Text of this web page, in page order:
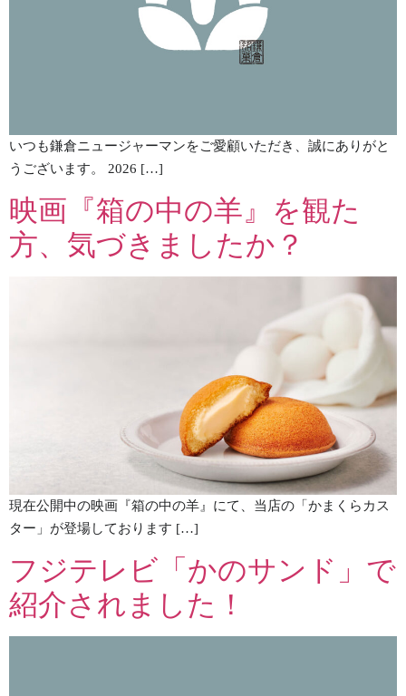
いつも鎌倉ニュージャーマンをご愛顧いただき、誠にありがと
うございます。 2026 […]
映画『箱の中の羊』を観た
方、気づきましたか？
現在公開中の映画『箱の中の羊』にて、当店の「かまくらカス
ター」が登場しております […]
フジテレビ「かのサンド」で
紹介されました！